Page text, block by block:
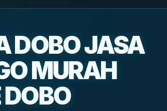
DOBO JASA
MURAH